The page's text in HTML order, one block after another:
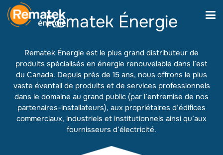
Rematek Énergie
Rematek Énergie est le plus grand distributeur de
produits spécialisés en énergie renouvelable dans l’est
du Canada. Depuis près de 15 ans, nous offrons le plus
vaste éventail de produits et de services professionnels
dans le domaine au grand public (par l’entremise de nos
partenaires-installateurs), aux propriétaires d’édifices
commerciaux, industriels et institutionnels ainsi qu’aux
fournisseurs d’électricité.